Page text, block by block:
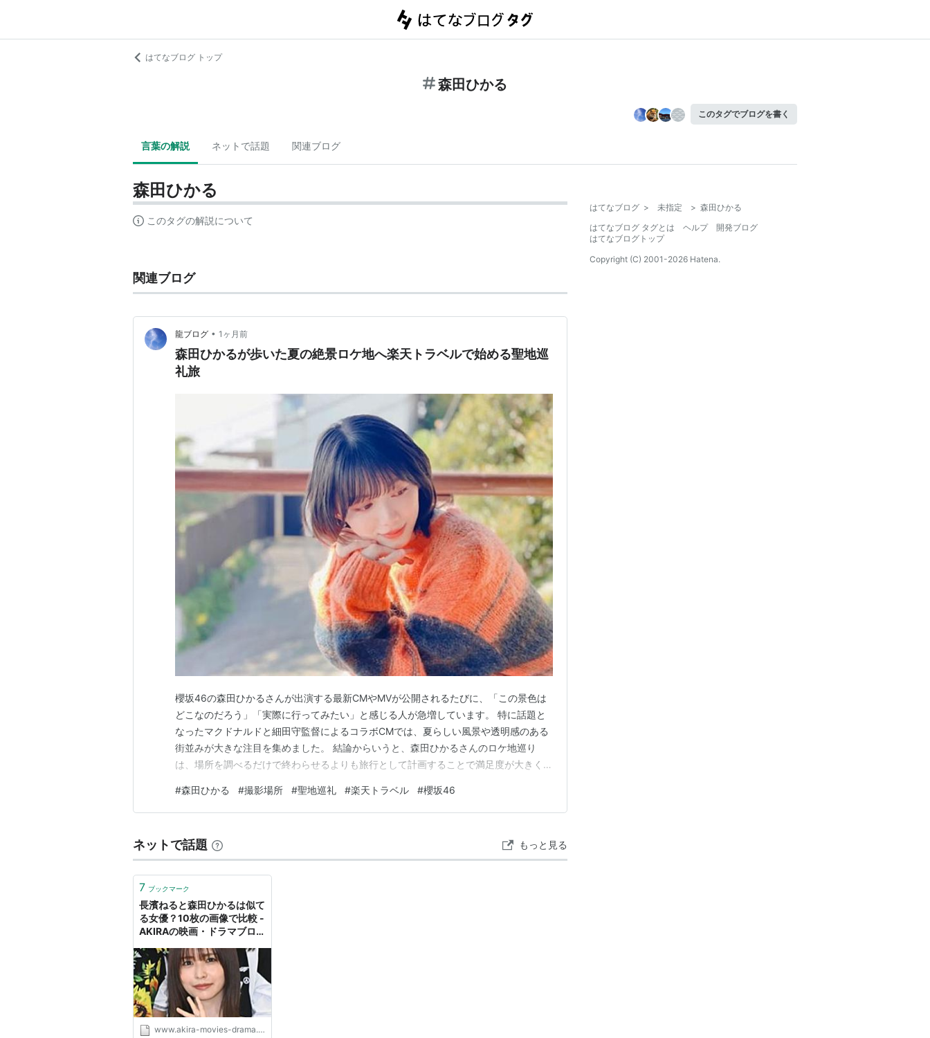
はてなブログ トップ
森田ひかる
このタグでブログを書く
言葉の解説 ネットで話題 関連ブログ
森田ひかる
このタグの解説について
関連ブログ
龍ブログ • 1ヶ月前
森田ひかるが歩いた夏の絶景ロケ地へ楽天トラベルで始める聖地巡
礼旅
櫻坂46の森田ひかるさんが出演する最新CMやMVが公開されるたびに、「この景色は
どこなのだろう」「実際に行ってみたい」と感じる人が急増しています。 特に話題と
なったマクドナルドと細田守監督によるコラボCMでは、夏らしい風景や透明感のある
街並みが大きな注目を集めました。 結論からいうと、森田ひかるさんのロケ地巡り
は、場所を調べるだけで終わらせるよりも旅行として計画することで満足度が大きく変
らゆっくりと聖地巡礼を楽しめるからです。 この記事では、現在話題となっている森
田ひかるさんのロケ地情報や、実際に訪れる際のポイント、…
#森田ひかる #撮影場所 #聖地巡礼 #楽天トラベル #櫻坂46
ネットで話題 もっと見る
7 ブックマーク
長濱ねると森田ひかるは似て
る女優？10枚の画像で比較 -
AKIRAの映画・ドラマブロ
www.akira-movies-drama.com
はてなブログ > 未指定 > 森田ひかる
はてなブログ タグとは
ヘルプ
開発ブログ
はてなブログトップ
Copyright (C) 2001-2026 Hatena.